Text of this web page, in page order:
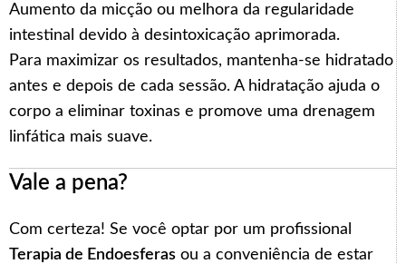
Aumento da micção ou melhora da regularidade
intestinal devido à desintoxicação aprimorada.
Para maximizar os resultados, mantenha-se hidratado
antes e depois de cada sessão. A hidratação ajuda o
corpo a eliminar toxinas e promove uma drenagem
linfática mais suave.
Vale a pena?
Com certeza! Se você optar por um profissional
Terapia de Endoesferas ou a conveniência de estar
Korean
Italian